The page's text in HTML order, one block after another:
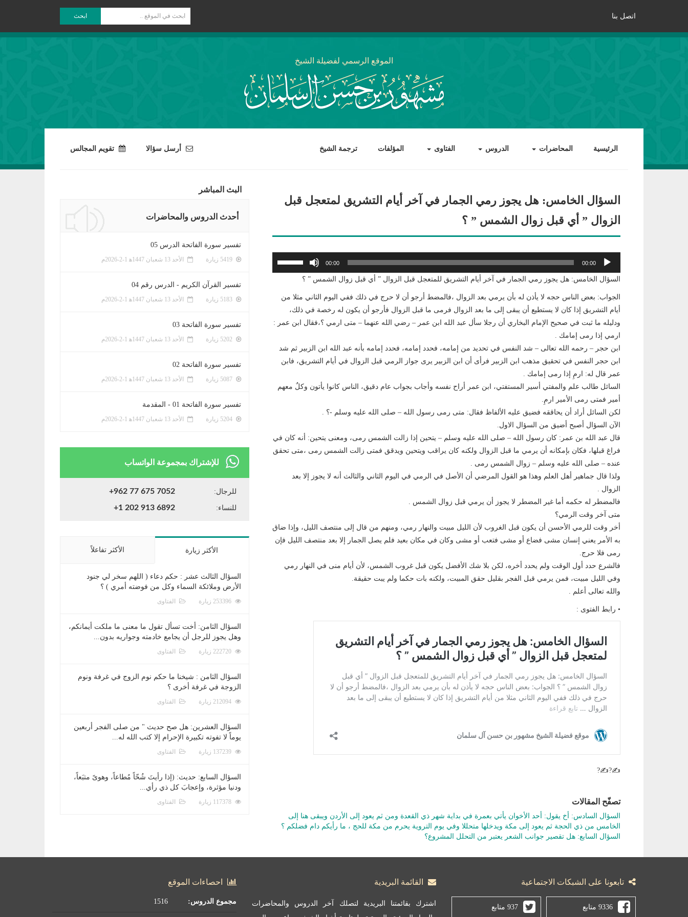
اتصل بنا ابحث
الموقع الرسمي لفضيلة الشيخ
الرئيسية المحاضرات الدروس الفتاوى المؤلفات ترجمة الشيخ أرسل سؤالا تقويم المجالس
السؤال الخامس: هل يجوز رمي الجمار في آخر أيام التشريق لمتعجل قبل
الزوال ” أي قبل زوال الشمس ” ؟
مشغل
الصوت
00:00
00:00
لزيادة
السؤال الخامس: هل يجوز رمي الجمار في آخر أيام التشريق للمتعجل قبل الزوال ” أي قبل زوال الشمس ” ؟
الجواب: بعض الناس حجه لا يأذن له بأن يرمي بعد الزوال ،فالمضط أرجو أن لا حرج في ذلك ففي اليوم الثاني مثلا من
أيام التشريق إذا كان لا يستطيع أن يبقى إلى ما بعد الزوال فرمى ما قبل الزوال فأرجو أن يكون له رخصة في ذلك،
ودليله ما ثبت في صحيح الإمام البخاري أن رجلا سأل عبد الله ابن عمر – رضي الله عنهما – متى ارمي ؟،فقال ابن عمر :
ارمي إذا رمى إمامك .
ابن حجر – رحمه الله تعالى – شد النفس في تحديد من إمامه، فحدد إمامه، فحدد إمامه بأنه عبد الله ابن الزبير ثم شد
ابن حجر النفس في تحقيق مذهب ابن الزبير فرأى أن ابن الزبير يرى جواز الرمي قبل الزوال في أيام التشريق، فابن
عمر قال له: ارمِ إذا رمى إمامك .
السائل طالب علم والمفتي أسير المستفتي، ابن عمر أراح نفسه وأجاب بجواب عام دقيق، الناس كانوا يأتون وكلٌ معهم
أمير فمتى رمى الأمير ارمِ.
لكن السائل أراد أن يحاققه فضيق عليه الألفاظ فقال: متى رمى رسول الله – صلى الله عليه وسلم -؟ .
الآن السؤال أصبح أضيق من السؤال الاول.
قال عبد الله بن عمر: كان رسول الله – صلى الله عليه وسلم – يتحين إذا زالت الشمس رمى، ومعنى يتحين: أنه كان في
فراغ قبلها، فكان بإمكانه أن يرمي ما قبل الزوال ولكنه كان يراقب ويتحين ويدقق فمتى زالت الشمس رمى ،متى تحقق
عنده – صلى الله عليه وسلم – زوال الشمس رمى .
ولذا قال جماهير أهل العلم وهذا هو القول المرضي أن الأصل في الرمي في اليوم الثاني والثالث أنه لا يجوز إلا بعد
الزوال .
فالمضطر له حكمه أما غير المضطر لا يجوز أن يرمي قبل زوال الشمس .
متى آخر وقت الرمي؟
أخر وقت للرمي الأحسن أن يكون قبل الغروب لأن الليل مبيت والنهار رمي، ومنهم من قال إلى منتصف الليل، وإذا ضاق
به الأمر يعني إنسان مشى فضاع أو مشى فتعب أو مشى وكان في مكان بعيد فلم يصل الجمار إلا بعد منتصف الليل فإن
رمى فلا حرج.
فالشرع حدد أول الوقت ولم يحدد أخره، لكن بلا شك الأفضل يكون قبل غروب الشمس، لأن أيام منى في النهار رمي
وفي الليل مبيت، فمن يرمي قبل الفجر بقليل حقق المبيت، ولكنه بات حكما ولم يبت حقيقة.
والله تعالى أعلم .
• رابط الفتوى :
✍?✍?
تصفّح المقالات
السؤال السادس: أخ يقول: أحد الأخوان يأتي بعمرة في بداية شهر ذي القعدة ومن ثم يعود إلى الأردن ويبقى هنا إلى
الخامس من ذي الحجة ثم يعود إلى مكة ويدخلها متحللا وفي يوم التروية يحرم من مكة للحج ، ما رأيكم دام فضلكم ؟
السؤال السابع: هل تقصير جوانب الشعر يعتبر من التحلل المشروع؟
البث المباشر
أحدث الدروس والمحاضرات
تفسير سورة الفاتحة الدرس 05
الأحد 13 شعبان 1447ﻫ 1-2-2026م
تفسير القرآن الكريم - الدرس رقم 04
الأحد 13 شعبان 1447ﻫ 1-2-2026م
تفسير سورة الفاتحة 03
الأحد 13 شعبان 1447ﻫ 1-2-2026م
تفسير سورة الفاتحة 02
الأحد 13 شعبان 1447ﻫ 1-2-2026م
تفسير سورة الفاتحة 01 - المقدمة
الأحد 13 شعبان 1447ﻫ 1-2-2026م
للإشتراك بمجموعة الواتساب
للرجال: +962 77 675 7052
للنساء: +1 202 913 6892
الأكثر زيارة الأكثر تفاعلاً
السؤال الثالث عشر : حكم دعاء ( اللهم سخر لي جنود
الأرض وملائكة السماء وكل من فوضته أمري ) ؟
الفتاوى
السؤال الثامن: أخت تسأل تقول ما معنى ما ملكت أيمانكم،
وهل يجوز للرجل أن يجامع خادمته وجواريه بدون...
الفتاوى
السؤال الثامن : شيخنا ما حكم نوم الزوج في غرفة ونوم
الزوجة في غرفة أخرى ؟
الفتاوى
السؤال العشرين: هل صح حديث " من صلى الفجر أربعين
يوماً لا تفوته تكبيرة الإحرام إلا كتب الله له...
الفتاوى
السؤال السابع: حديث: (إذا رأيتَ شُحّاً مُطاعاً، وهوىً متبَعاً،
ودنيا مؤثرة، وإعجابَ كل ذي رأي...
الفتاوى
تابعونا على الشبكات الاجتماعية
9336 متابع 937 متابع
القائمة البريدية
اشترك بقائمتنا البريدية لتصلك آخر الدروس والمحاضرات
احصاءات الموقع
مجموع الدروس: